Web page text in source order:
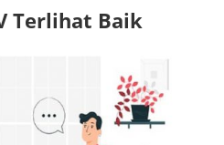
Terlihat Baik